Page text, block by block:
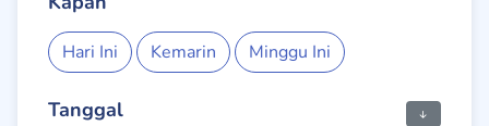
Hari Ini Kemarin Minggu Ini
Tanggal